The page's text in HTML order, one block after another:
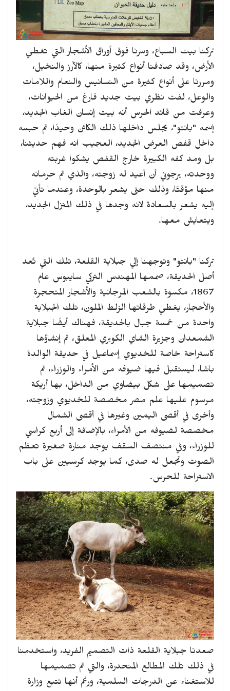
تركنا بيت السباع، وسرنا فوق أوراق الأشجار التي تغطي
الأرض، وقد صادفنا أنواع كثيرة منها، كالآرز والنخيل،
ومررنا على أنواع كثيرة من النسانيس والنعام واللامات
والوعل، لفت نظري بيت جديد فارغ من الحيوانات،
وعرفت من قائد الحرس أنه بيت إنسان الغاب الجديد،
إسمه "بانتو"، يجلس داخلها ذلك الكائن وحيدًا، تم حبسه
داخل قفص العرض الجديد، العجيب انه فهم حديثنا،
بل ومد كفه الكبيرة خارج القفص يشكوا غربته
ووحدته، يرجوني أن أعيد له زوجته، والذي تم حرمانه
منها مؤقتًا، وذلك حتى يشعر بالوحدة، وعندما تأتي
إليه يشعر بالسعادة لانه وجدها في ذلك المنزل الجديد،
ويتعايش معها.
تركنا "بانتو" وتوجهنا إلي جبلاية القلعة، تلك التي تُعد
أصل الحديقة، صممها المهندس التركي سايبوس عام
1867، مكسوة بالشعب المرجانية والأشجار المتحجرة
والأحجار، يغطي طرقاتها الزلط الملون، تلك الجبلاية
واحدة من خمسة جبال بالحديقة، فهناك أيضًا جبلاية
الشمعدان وجزيرة الشاي الكوبري المعلق، تم إنشاؤها
كاستراحة خاصة للخديوي إسماعيل في حديقة الوالدة
باشا، ليستقبل فيها ضيوفه من الأمراء والوزراء، تم
تصميمها على شكل بيضاوي من الداخل، بها أريكة
مرسوم عليها علم مصر مخصصة للخديوي وزوجته،
وأخرى في أقصى اليمين وغيرها في أقصى الشمال
مخصصة لضيوفه من الأمراء، بالإضافة إلى أربع كراسي
للوزراء، وفي منتصف السقف يوجد منارة صغيرة تعظم
الصوت وتجعل له صدى، كما يوجد كرسيين على باب
الاستراحة للحرس.
صعدنا جبلاية القلعة ذات التصميم الفريد، واستخدمنا
في ذلك تلك المطالع المنحدرة، والتي تم تصميمها
للاستغناء عن الدرجات السلمية، ورغم أنها تتبع وزارة